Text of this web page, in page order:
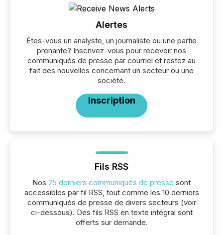
Alertes
Êtes-vous un analyste, un journaliste ou une partie
prenante? Inscrivez-vous pour recevoir nos
communiqués de presse par courriel et restez au
fait des nouvelles concernant un secteur ou une
société.
Inscription
Fils RSS
Nos 25 derniers communiqués de presse sont
accessibles par fil RSS, tout comme les 10 derniers
communiqués de presse de divers secteurs (voir
ci-dessous). Des fils RSS en texte intégral sont
offerts sur demande.